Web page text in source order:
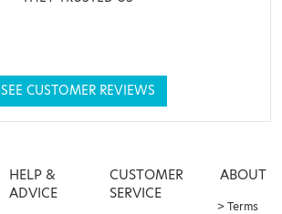
SEE CUSTOMER REVIEWS
HELP &
ADVICE
CUSTOMER
SERVICE
ABOUT
Terms